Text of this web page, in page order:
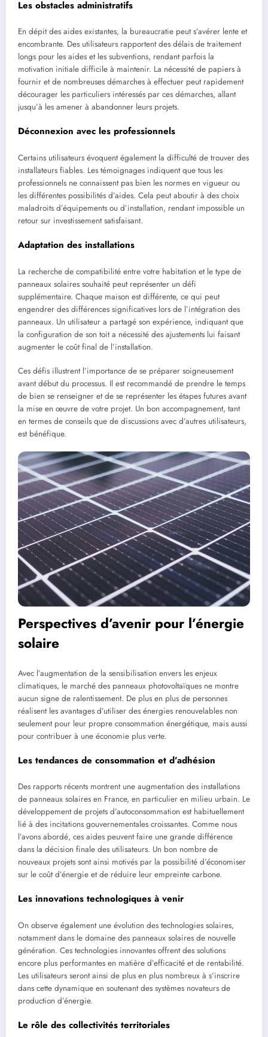
Les obstacles administratifs
En dépit des aides existantes, la bureaucratie peut s’avérer lente et
encombrante. Des utilisateurs rapportent des délais de traitement
longs pour les aides et les subventions, rendant parfois la
motivation initiale difficile à maintenir. La nécessité de papiers à
fournir et de nombreuses démarches à effectuer peut rapidement
décourager les particuliers intéressés par ces démarches, allant
jusqu’à les amener à abandonner leurs projets.
Déconnexion avec les professionnels
Certains utilisateurs évoquent également la difficulté de trouver des
installateurs fiables. Les témoignages indiquent que tous les
professionnels ne connaissent pas bien les normes en vigueur ou
les différentes possibilités d’aides. Cela peut aboutir à des choix
maladroits d’équipements ou d’installation, rendant impossible un
retour sur investissement satisfaisant.
Adaptation des installations
La recherche de compatibilité entre votre habitation et le type de
panneaux solaires souhaité peut représenter un défi
supplémentaire. Chaque maison est différente, ce qui peut
engendrer des différences significatives lors de l’intégration des
panneaux. Un utilisateur a partagé son expérience, indiquant que
la configuration de son toit a nécessité des ajustements lui faisant
augmenter le coût final de l’installation.
Ces défis illustrent l’importance de se préparer soigneusement
avant début du processus. Il est recommandé de prendre le temps
de bien se renseigner et de se représenter les étapes futures avant
la mise en œuvre de votre projet. Un bon accompagnement, tant
en termes de conseils que de discussions avec d’autres utilisateurs,
est bénéfique.
Perspectives d’avenir pour l’énergie
solaire
Avec l’augmentation de la sensibilisation envers les enjeux
climatiques, le marché des panneaux photovoltaïques ne montre
aucun signe de ralentissement. De plus en plus de personnes
réalisent les avantages d’utiliser des énergies renouvelables non
seulement pour leur propre consommation énergétique, mais aussi
pour contribuer à une économie plus verte.
Les tendances de consommation et d’adhésion
Des rapports récents montrent une augmentation des installations
de panneaux solaires en France, en particulier en milieu urbain. Le
développement de projets d’autoconsommation est habituellement
lié à des incitations gouvernementales croissantes. Comme nous
l’avons abordé, ces aides peuvent faire une grande différence
dans la décision finale des utilisateurs. Un bon nombre de
nouveaux projets sont ainsi motivés par la possibilité d’économiser
sur le coût d’énergie et de réduire leur empreinte carbone.
Les innovations technologiques à venir
On observe également une évolution des technologies solaires,
notamment dans le domaine des panneaux solaires de nouvelle
génération. Ces technologies innovantes offrent des solutions
encore plus performantes en matière d’efficacité et de rentabilité.
Les utilisateurs seront ainsi de plus en plus nombreux à s’inscrire
dans cette dynamique en soutenant des systèmes novateurs de
production d’énergie.
Le rôle des collectivités territoriales